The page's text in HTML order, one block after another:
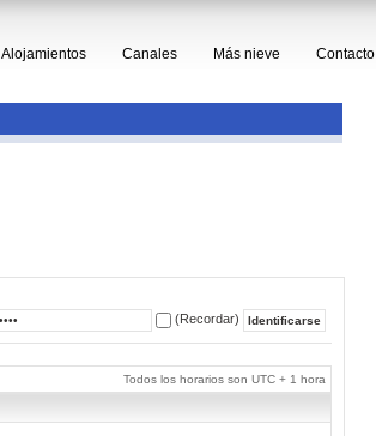
Alojamientos Canales Más nieve Contacto
(Recordar)
Todos los horarios son UTC + 1 hora